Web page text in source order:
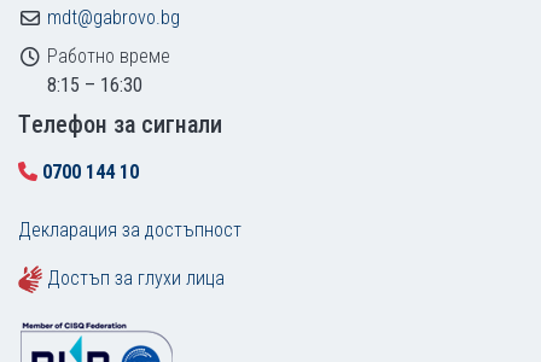
mdt@gabrovo.bg
Работно време
8:15 – 16:30
Tелефон за сигнали
0700 144 10
Декларация за достъпност
Достъп за глухи лица